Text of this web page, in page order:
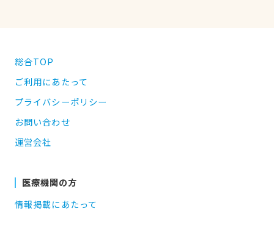
総合TOP
ご利用にあたって
プライバシーポリシー
お問い合わせ
運営会社
医療機関の方
情報掲載にあたって